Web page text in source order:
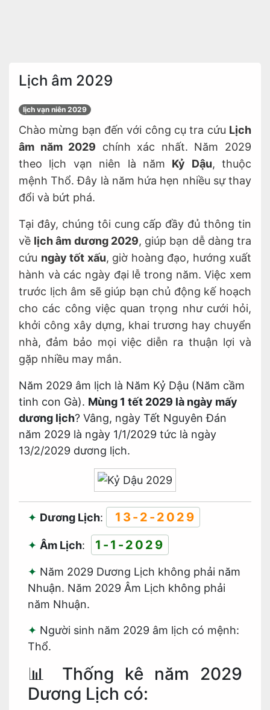
Lịch âm 2029
lịch vạn niên 2029
Chào mừng bạn đến với công cụ tra cứu Lịch
âm năm 2029 chính xác nhất. Năm 2029
theo lịch vạn niên là năm Kỷ Dậu, thuộc
mệnh Thổ. Đây là năm hứa hẹn nhiều sự thay
đổi và bứt phá.
Tại đây, chúng tôi cung cấp đầy đủ thông tin
về lịch âm dương 2029, giúp bạn dễ dàng tra
cứu ngày tốt xấu, giờ hoàng đạo, hướng xuất
hành và các ngày đại lễ trong năm. Việc xem
trước lịch âm sẽ giúp bạn chủ động kế hoạch
cho các công việc quan trọng như cưới hỏi,
khởi công xây dựng, khai trương hay chuyển
nhà, đảm bảo mọi việc diễn ra thuận lợi và
gặp nhiều may mắn.
Năm 2029 âm lịch là Năm Kỷ Dậu (Năm cầm
tinh con Gà). Mùng 1 tết 2029 là ngày mấy
dương lịch? Vâng, ngày Tết Nguyên Đán
năm 2029 là ngày 1/1/2029 tức là ngày
13/2/2029 dương lịch.
Dương Lịch: 13-2-2029
Âm Lịch: 1-1-2029
Năm 2029 Dương Lịch không phải năm
Nhuận. Năm 2029 Âm Lịch không phải
năm Nhuận.
Người sinh năm 2029 âm lịch có mệnh:
Thổ.
📊 Thống kê năm 2029
Dương Lịch có: